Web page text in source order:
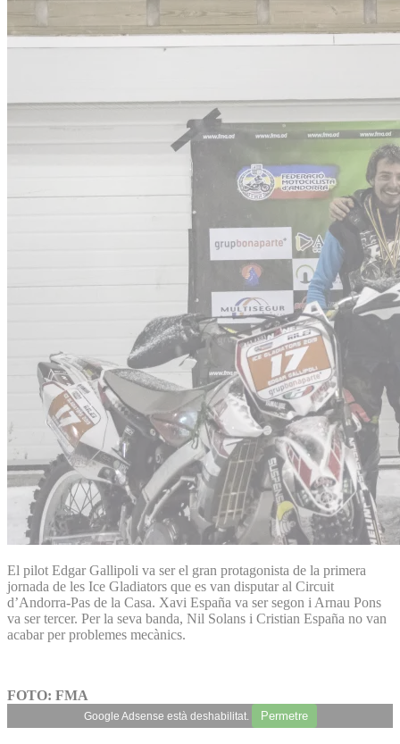
El pilot Edgar Gallipoli va ser el gran protagonista de la primera
jornada de les Ice Gladiators que es van disputar al Circuit
d’Andorra-Pas de la Casa. Xavi España va ser segon i Arnau Pons
va ser tercer. Per la seva banda, Nil Solans i Cristian España no van
acabar per problemes mecànics.
FOTO: FMA
Google Adsense està deshabilitat. Permetre